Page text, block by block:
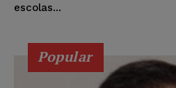
escolas...
Popular